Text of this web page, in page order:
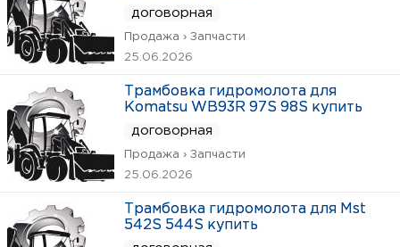
договорная
Продажа › Запчасти
25.06.2026
Трамбовка гидромолота для
Komatsu WB93R 97S 98S купить
договорная
Продажа › Запчасти
25.06.2026
Трамбовка гидромолота для Mst
542S 544S купить